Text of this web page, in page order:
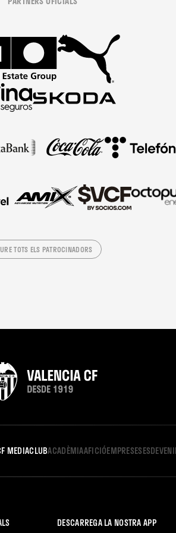
TOTS ELS PATROCINADORS
MEDIACLUBACADÈMIAAFICIÓEMPRESES
DESCARREGA LA NOSTRA APP